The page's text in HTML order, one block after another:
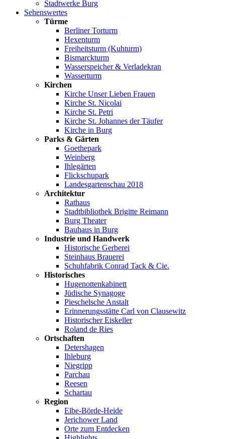
Stadtwerke Burg
Sehenswertes
Türme
Berliner Torturm
Hexenturm
Freiheitsturm (Kuhturm)
Bismarckturm
Wasserspeicher & Verladekran
Wasserturm
Kirchen
Kirche Unser Lieben Frauen
Kirche St. Nicolai
Kirche St. Petri
Kirche St. Johannes der Täufer
Kirche in Burg
Parks & Gärten
Goethepark
Weinberg
Ihlegärten
Flickschupark
Landesgartenschau 2018
Architektur
Rathaus
Stadtbibliothek Brigitte Reimann
Burg Theater
Bauhaus in Burg
Industrie und Handwerk
Historische Gerberei
Steinhaus Brauerei
Schuhfabrik Conrad Tack & Cie.
Historisches
Hugenottenkabinett
Jüdische Synagoge
Pieschelsche Anstalt
Erinnerungsstätte Carl von Clausewitz
Historischer Eiskeller
Roland de Ries
Ortschaften
Detershagen
Ihleburg
Niegripp
Parchau
Reesen
Schartau
Region
Elbe-Börde-Heide
Jerichower Land
Orte zum Entdecken